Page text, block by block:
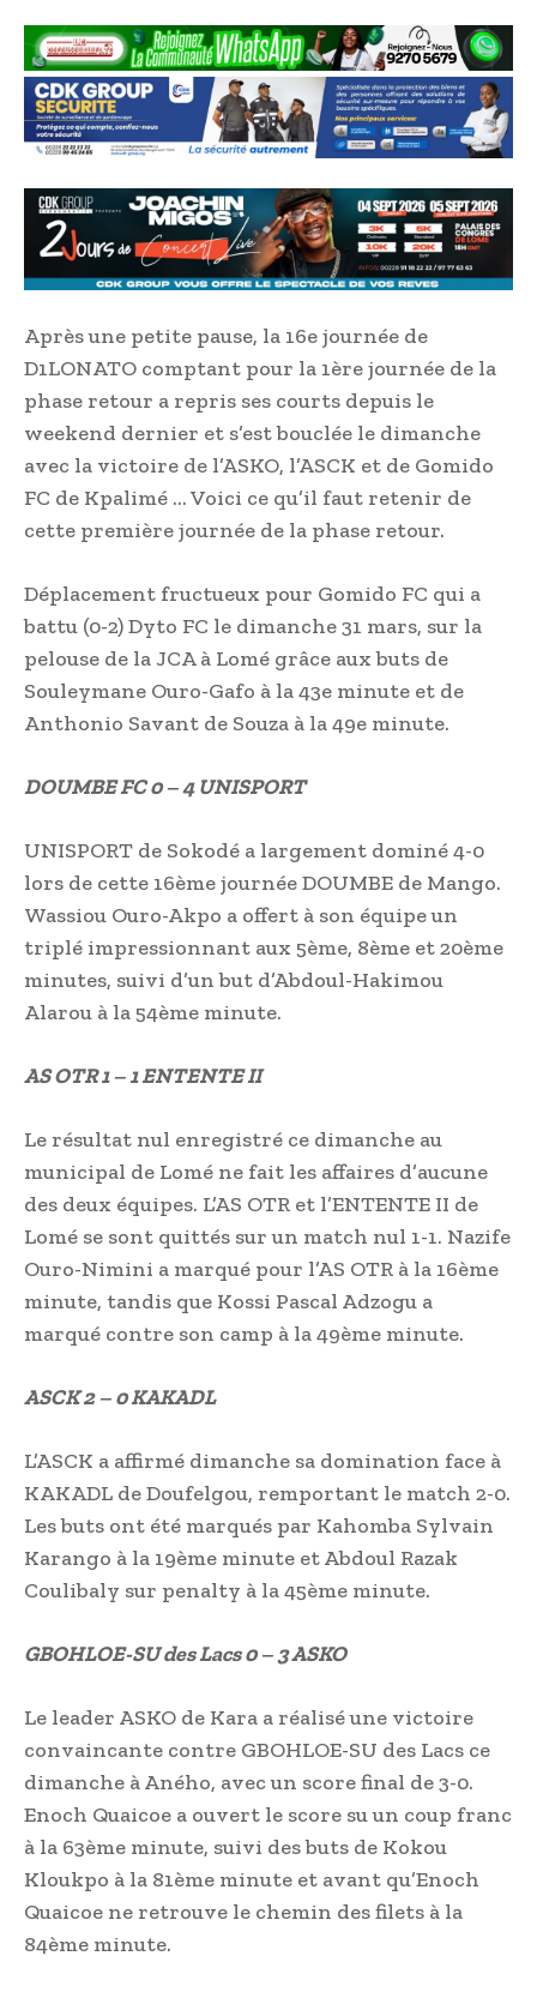
Après une petite pause, la 16e journée de
D1LONATO comptant pour la 1ère journée de la
phase retour a repris ses courts depuis le
weekend dernier et s’est bouclée le dimanche
avec la victoire de l’ASKO, l’ASCK et de Gomido
FC de Kpalimé … Voici ce qu’il faut retenir de
cette première journée de la phase retour.
Déplacement fructueux pour Gomido FC qui a
battu (0-2) Dyto FC le dimanche 31 mars, sur la
pelouse de la JCA à Lomé grâce aux buts de
Souleymane Ouro-Gafo à la 43e minute et de
Anthonio Savant de Souza à la 49e minute.
DOUMBE FC 0 – 4 UNISPORT
UNISPORT de Sokodé a largement dominé 4-0
lors de cette 16ème journée DOUMBE de Mango.
Wassiou Ouro-Akpo a offert à son équipe un
triplé impressionnant aux 5ème, 8ème et 20ème
minutes, suivi d’un but d’Abdoul-Hakimou
Alarou à la 54ème minute.
AS OTR 1 – 1 ENTENTE II
Le résultat nul enregistré ce dimanche au
municipal de Lomé ne fait les affaires d’aucune
des deux équipes. L’AS OTR et l’ENTENTE II de
Lomé se sont quittés sur un match nul 1-1. Nazife
Ouro-Nimini a marqué pour l’AS OTR à la 16ème
minute, tandis que Kossi Pascal Adzogu a
marqué contre son camp à la 49ème minute.
ASCK 2 – 0 KAKADL
L’ASCK a affirmé dimanche sa domination face à
KAKADL de Doufelgou, remportant le match 2-0.
Les buts ont été marqués par Kahomba Sylvain
Karango à la 19ème minute et Abdoul Razak
Coulibaly sur penalty à la 45ème minute.
GBOHLOE-SU des Lacs 0 – 3 ASKO
Le leader ASKO de Kara a réalisé une victoire
convaincante contre GBOHLOE-SU des Lacs ce
dimanche à Aného, avec un score final de 3-0.
Enoch Quaicoe a ouvert le score su un coup franc
à la 63ème minute, suivi des buts de Kokou
Kloukpo à la 81ème minute et avant qu’Enoch
Quaicoe ne retrouve le chemin des filets à la
84ème minute.